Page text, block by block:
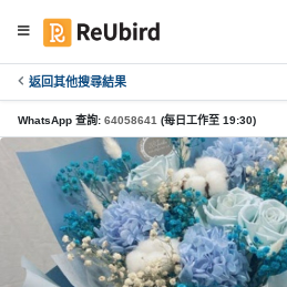
返回其他搜尋結果
WhatsApp 查詢: 64058641 (每日工作至 19:30)
繁
中
E
N
入